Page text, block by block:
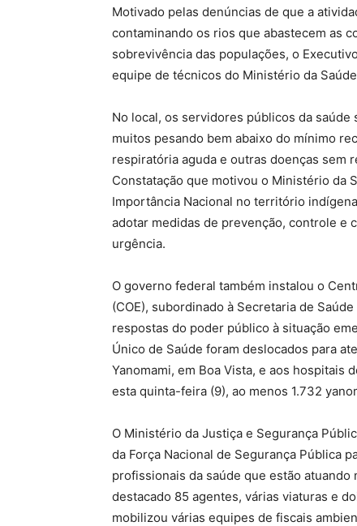
Motivado pelas denúncias de que a
contaminando os rios que abastecem as
sobrevivência das populações, o
equipe de técnicos do Ministério da
No local, os servidores públicos da
muitos pesando bem abaixo do mínimo
respiratória aguda e outras doenças sem
Constatação que motivou o Ministério da
Importância Nacional no território
adotar medidas de prevenção, controle e
urgência.
O governo federal também instalou o
(COE), subordinado à Secretaria de
respostas do poder público à situação
Único de Saúde foram deslocados para
Yanomami, em Boa Vista, e aos hospitais
esta quinta-feira (9), ao menos 1.732
O Ministério da Justiça e Segurança
da Força Nacional de Segurança Pública
profissionais da saúde que estão
destacado 85 agentes, várias viaturas e
mobilizou várias equipes de fiscais